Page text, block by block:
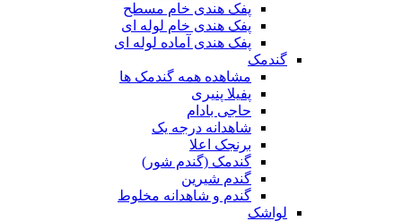
پفک هندی خام مسطح
پفک هندی خام لوله ای
پفک هندی آماده لوله ای
گندمک
مشاهده همه گندمک ها
پفیلا پنیری
حاجی بادام
شاهدانه درجه یک
برنجک اعلا
گندمک (گندم شور)
گندم شیرین
گندم و شاهدانه مخلوط
لواشک